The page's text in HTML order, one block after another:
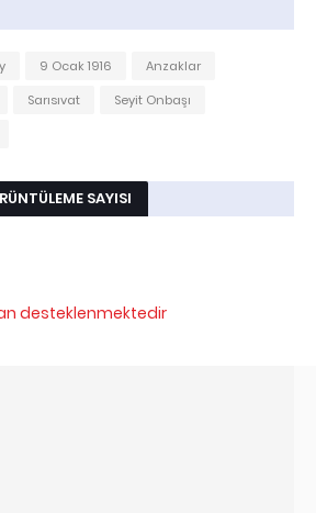
9 Ocak 1916
Anzaklar
Sarısıvat
Seyit Onbaşı
SAYISI
desteklenmektedir